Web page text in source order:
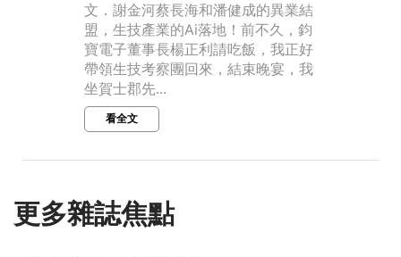
文．謝金河蔡長海和潘健成的異業結
盟，生技產業的Ai落地！前不久，鈞
寶電子董事長楊正利請吃飯，我正好
帶領生技考察團回來，結束晚宴，我
坐賀士郡先...
看全文
更多雜誌焦點